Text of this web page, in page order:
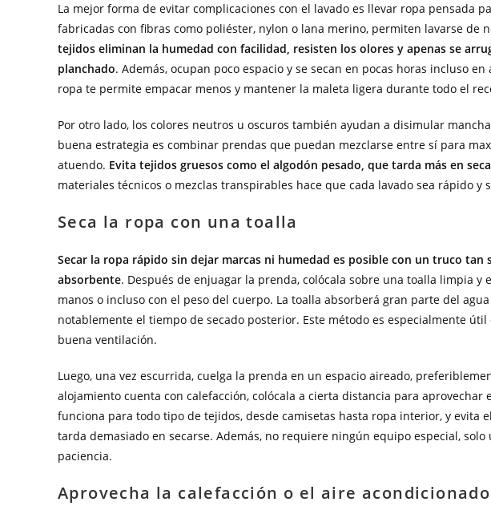
La mejor forma de evitar complicaciones con el lavado es llevar ropa pensada
fabricadas con fibras como poliéster, nylon o lana merino, permiten lavarse de
tejidos eliminan la humedad con facilidad, resisten los olores y apenas se
planchado. Además, ocupan poco espacio y se secan en pocas horas incluso
ropa te permite empacar menos y mantener la maleta ligera durante todo el
Por otro lado, los colores neutros u oscuros también ayudan a disimular
buena estrategia es combinar prendas que puedan mezclarse entre sí para
atuendo. Evita tejidos gruesos como el algodón pesado, que tarda más en
materiales técnicos o mezclas transpirables hace que cada lavado sea rápido y
Seca la ropa con una toalla
Secar la ropa rápido sin dejar marcas ni humedad es posible con un truco
absorbente. Después de enjuagar la prenda, colócala sobre una toalla limpia
manos o incluso con el peso del cuerpo. La toalla absorberá gran parte del
notablemente el tiempo de secado posterior. Este método es especialmente
buena ventilación.
Luego, una vez escurrida, cuelga la prenda en un espacio aireado,
alojamiento cuenta con calefacción, colócala a cierta distancia para aprovechar
funciona para todo tipo de tejidos, desde camisetas hasta ropa interior, y evita
tarda demasiado en secarse. Además, no requiere ningún equipo especial,
paciencia.
Aprovecha la calefacción o el aire acondicionado